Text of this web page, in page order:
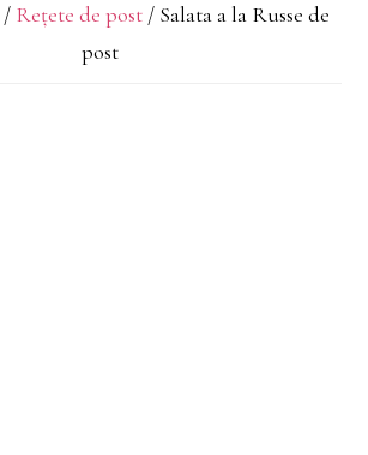
/ Rețete de post /Salata a la Russe de
post